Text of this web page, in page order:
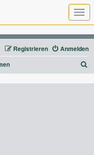
T
o
g
g
l
e
n
a
g
Anmelden
Registrieren
u